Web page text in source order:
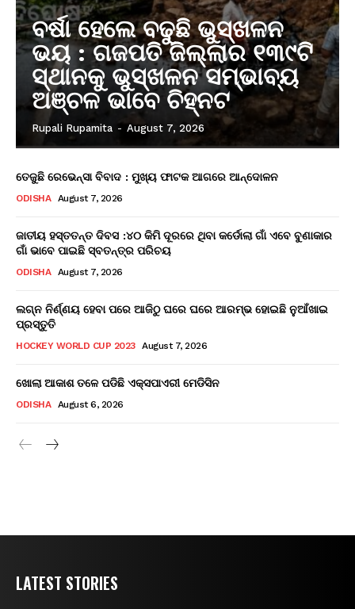
ବର୍ଷା ହେଲେ ବଢୁଛି ଭୁସ୍ଖଳନ
ଭୟ : ଗଜପତି ଜିଲ୍ଲାର ୧୩୯ଟି
ସ୍ଥାନକୁ ଭୁସ୍ଖଳନ ସମ୍ଭାବ୍ୟ
ଅଞ୍ଚଳ ଭାବେ ଚିହ୍ନଟ
Rupali Rupamita - August 7, 2026
ତେଜୁଛି ରେଭେନ୍ସା ବିବାଦ : ମୁଖ୍ୟ ଫାଟକ ଆଗରେ ଆନ୍ଦୋଳନ
ODISHA August 7, 2026
ଜାତୀୟ ହସ୍ତତନ୍ତ ଦିବସ :୪୦ କିମି ଦୂରରେ ଥିବା କର୍ଡୋଲା ଗାଁ ଏବେ ବୁଣାକାର
ଗାଁ ଭାବେ ପାଇଛି ସ୍ବତନ୍ତ୍ର ପରିଚୟ
ODISHA August 7, 2026
ଲଗ୍ନ ନିର୍ଣ୍ଣୟ ହେବା ପରେ ଆଜିଠୁ ଘରେ ଘରେ ଆରମ୍ଭ ହୋଇଛି ନୁଆଁଖାଇ
ପ୍ରସ୍ତୁତି
HOCKEY WORLD CUP 2023 August 7, 2026
ଖୋଲା ଆକାଶ ତଳେ ପଡିଛି ଏକ୍ସପାଏରୀ ମେଡିସିନ
ODISHA August 6, 2026
LATEST STORIES